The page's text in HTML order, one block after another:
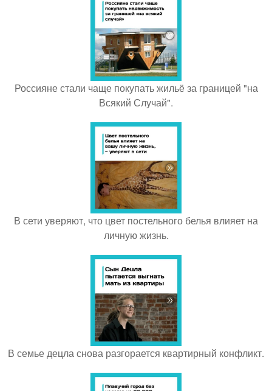
Россияне стали чаще покупать жильё за границей "на
Всякий Случай".
В сети уверяют, что цвет постельного белья влияет на
личную жизнь.
В семье децла снова разгорается квартирный конфликт.